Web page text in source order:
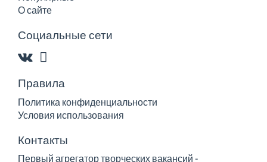
О сайте
Социальные сети
Правила
Политика конфиденциальности
Условия использования
Контакты
Первый агрегатор творческих вакансий -